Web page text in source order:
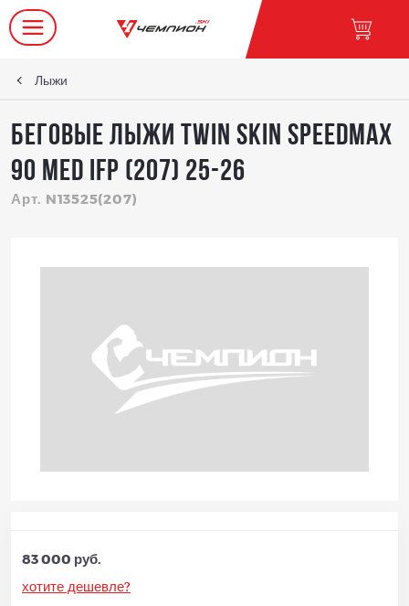
Лыжи
Беговые лыжи TWIN SKIN SPEEDMAX
90 MED IFP (207) 25-26
Арт. N13525(207)
83 000 руб.
хотите дешевле?